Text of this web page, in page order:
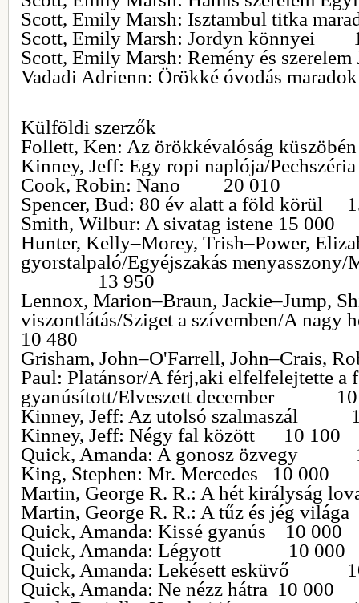
Scott, Emily Marsh: Isztambul titka
Scott, Emily Marsh: Jordyn könnyei
Scott, Emily Marsh: Remény és
Vadadi Adrienn: Örökké óvodás
Külföldi szerzők
Follett, Ken: Az örökkévalóság
Kinney, Jeff: Egy ropi naplója/
Cook, Robin: Nano 20 010
Spencer, Bud: 80 év alatt a föld körül
Smith, Wilbur: A sivatag istene 15 000
Hunter, Kelly–Morey, Trish–Power,
gyorstalpaló/Egyéjszakás menyasszony/
13 950
Lennox, Marion–Braun, Jackie–Jump,
viszontlátás/Sziget a szívemben/A
10 480
Grisham, John–O'Farrell, John–Crais,
Paul: Platánsor/A férj,aki elfelfelejtette a
gyanúsított/Elveszett december 10
Kinney, Jeff: Az utolsó szalmaszál
Kinney, Jeff: Négy fal között 10 100
Quick, Amanda: A gonosz özvegy
King, Stephen: Mr. Mercedes 10 000
Martin, George R. R.: A hét királyság
Martin, George R. R.: A tűz és jég
Quick, Amanda: Kissé gyanús 10 000
Quick, Amanda: Légyott 10 000
Quick, Amanda: Lekésett esküvő
Quick, Amanda: Ne nézz hátra 10 000